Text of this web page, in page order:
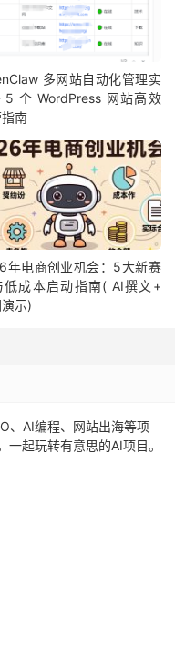
多网站自动化管理实
5 个 WordPress 网站高效
南
年电商创业机会：5大新赛
低成本启动指南( AI撰文+
示)
、AI编程、网站出海等项
起玩转有意思的AI项目。